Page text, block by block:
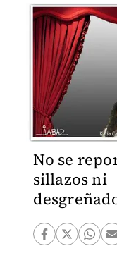
No se
sillazos ni